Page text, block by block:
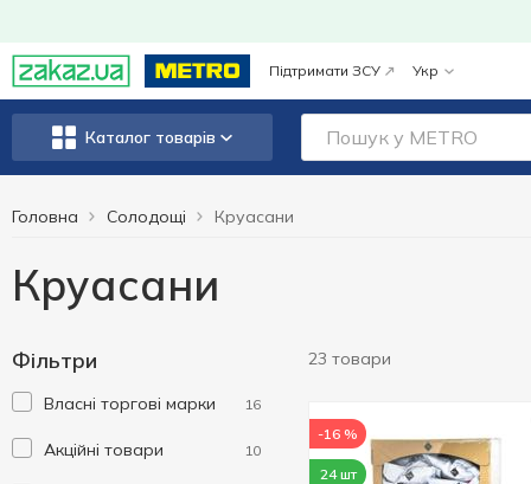
Підтримати ЗСУ Укр
Каталог товарів
Головна Солодощі Круасани
Круасани
Фільтри
Власні торгові марки 16
Акційні товари 10
23 товари
-16 %
24 шт